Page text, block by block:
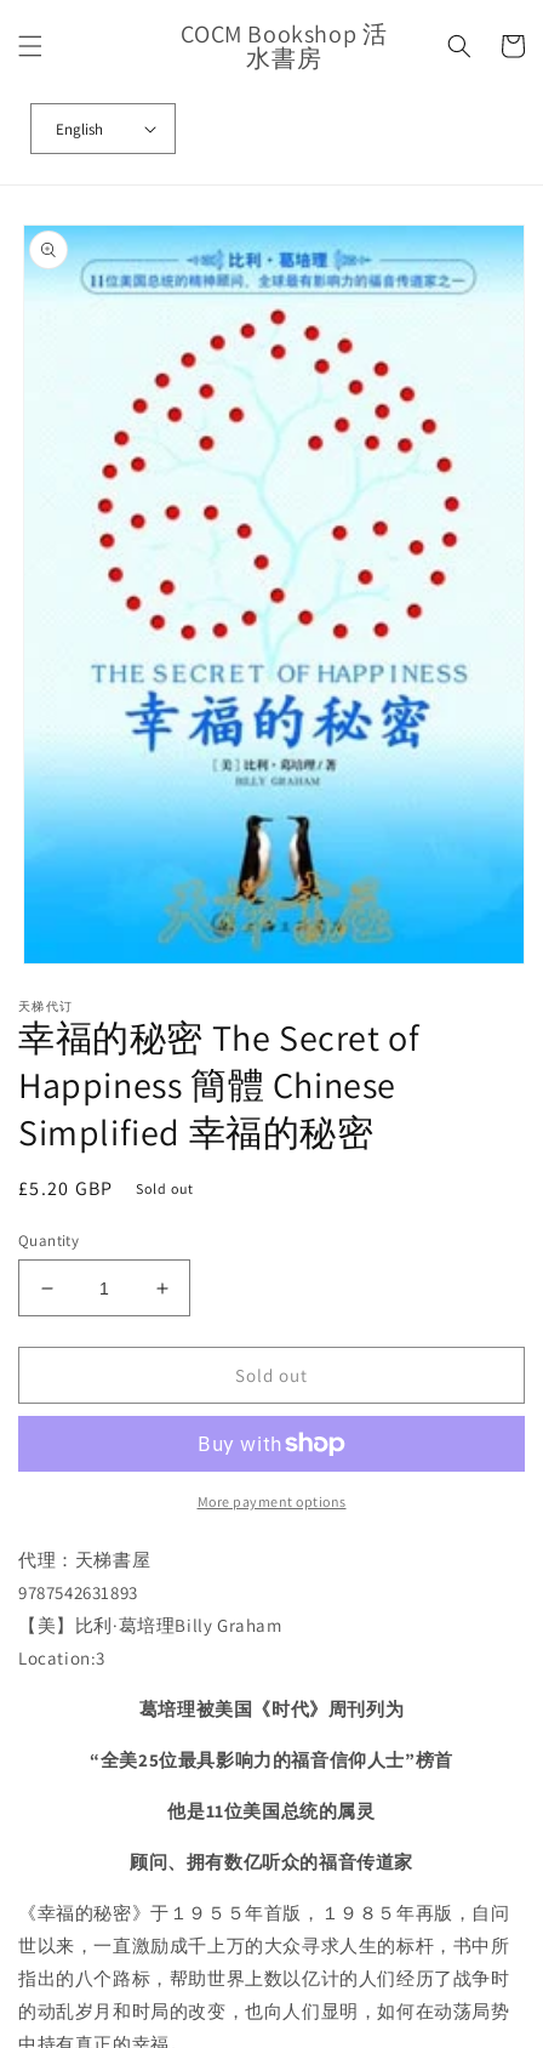
content
COCM Bookshop 活
水書房
English
Cart
Skip to
product
information
1
in
modal
天梯代订
幸福的秘密 The Secret of
Happiness 簡體 Chinese
Simplified 幸福的秘密
Regular
£5.20 GBP Sold out
Quantity
Decrease
quantity
for
福
Secret
of
Happiness
簡
體
Increase
quantity
for
福
簡
Simplified
福
秘
密
Sold out
More payment options
代理：天梯書屋
9787542631893
【美】比利·葛培理Billy Graham
Location:3
葛培理被美国《时代》周刊列为
“全美25位最具影响力的福音信仰人士”榜首
他是11位美国总统的属灵
顾问、拥有数亿听众的福音传道家
《幸福的秘密》于１９５５年首版，１９８５年再版，自问
世以来，一直激励成千上万的大众寻求人生的标杆，书中所
指出的八个路标，帮助世界上数以亿计的人们经历了战争时
的动乱岁月和时局的改变，也向人们显明，如何在动荡局势